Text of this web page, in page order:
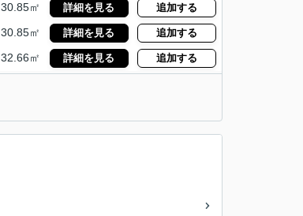
30.85㎡ 詳細を見る 追加する
30.85㎡ 詳細を見る 追加する
32.66㎡ 詳細を見る 追加する